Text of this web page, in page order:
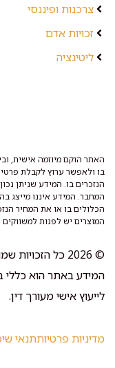
צרכנות ופיננסי
זכויות אדם
ליטיגציה
האתר הוקם מיוזמה אישית,
בו ולאפשר ערוץ לקבלת
הנזכרים בו. המידע שניתן
המחבר. המידע איננו מייצג
הכלולים בו או את המחיר
המוצרים יש לפנות
© 2026 כל הזכויות שמורות לאדלר, ברגמן, גור ושות'
המידע באתר הוא כללי
לייעוץ אישי מעורך דין.
מדיניות פרטיותתנאי